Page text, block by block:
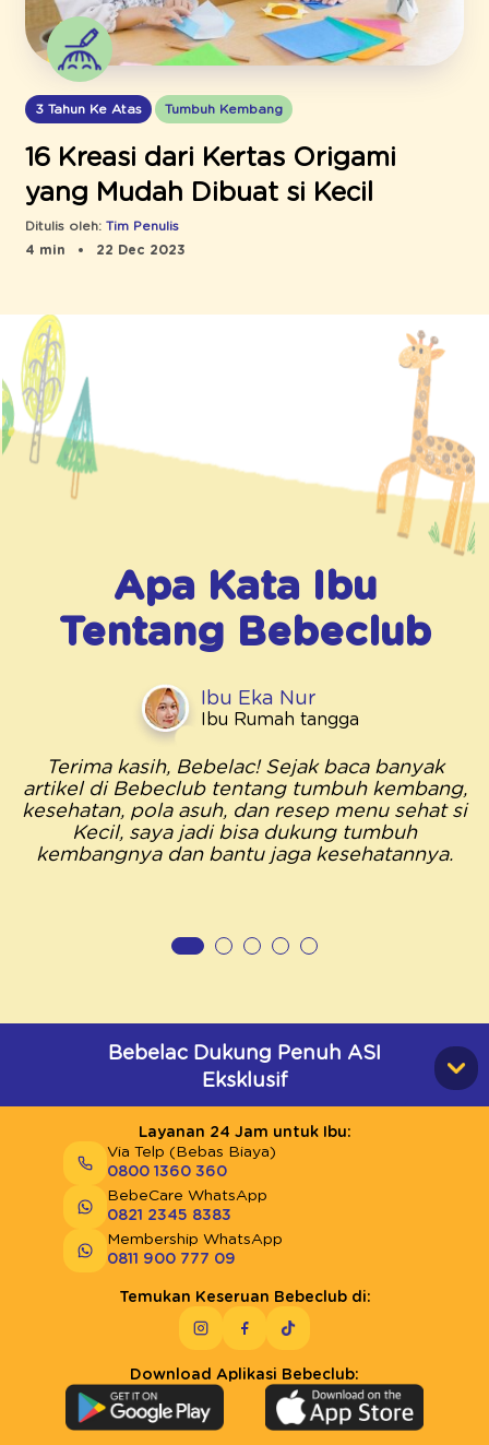
3 Tahun Ke Atas Tumbuh Kembang
16 Kreasi dari Kertas Origami
yang Mudah Dibuat si Kecil
Ditulis oleh: Tim Penulis
4 min
22 Dec 2023
Apa Kata Ibu
Tentang Bebeclub
Ibu Eka Nur
Ibu Rumah tangga
Terima kasih, Bebelac! Sejak baca banyak
artikel di Bebeclub tentang tumbuh kembang,
kesehatan, pola asuh, dan resep menu sehat si
Kecil, saya jadi bisa dukung tumbuh
kembangnya dan bantu jaga kesehatannya.
Bebelac Dukung Penuh ASI
Eksklusif
Layanan 24 Jam untuk Ibu:
Via Telp (Bebas Biaya)
0800 1360 360
BebeCare WhatsApp
0821 2345 8383
Membership WhatsApp
0811 900 777 09
Temukan Keseruan Bebeclub di:
Download Aplikasi Bebeclub: